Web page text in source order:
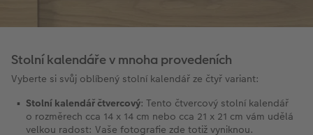
Stolní kalendáře v mnoha provedeních
Vyberte si svůj oblíbený stolní kalendář ze čtyř variant:
Stolní kalendář čtvercový: Tento čtvercový stolní kalendář
o rozměrech cca 14 x 14 cm nebo cca 21 x 21 cm vám udělá
velkou radost: Vaše fotografie zde totiž vyniknou.